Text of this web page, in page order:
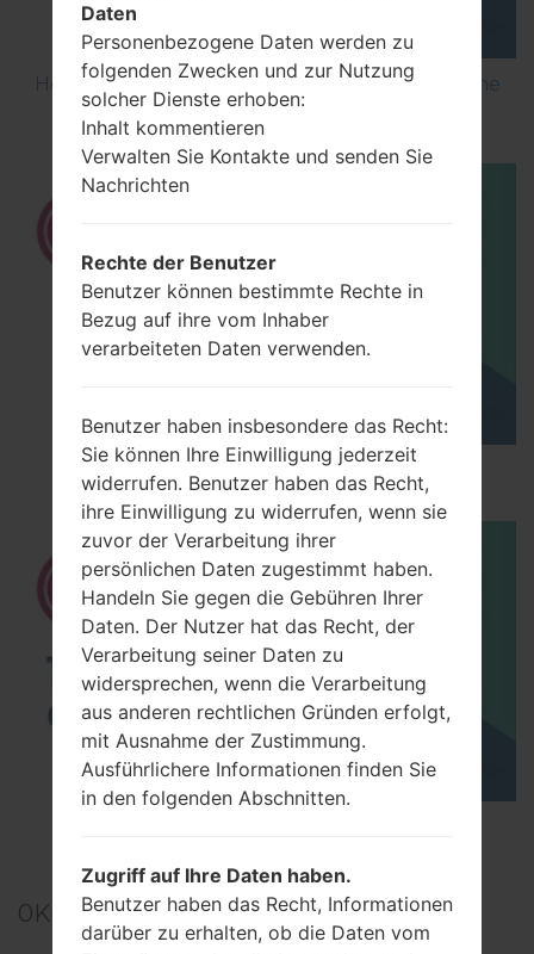
How to Flash Stock Firmware on LG Smartphone
using LG UP?
How to Hard Reset on LG Shine Plus C710H?
0Kommentare
Daten
Personenbezogene Daten werden zu
folgenden Zwecken und zur Nutzung
solcher Dienste erhoben:
Inhalt kommentieren
Verwalten Sie Kontakte und senden Sie
Nachrichten
Rechte der Benutzer
Benutzer können bestimmte Rechte in
Bezug auf ihre vom Inhaber
verarbeiteten Daten verwenden.
Benutzer haben insbesondere das Recht:
Sie können Ihre Einwilligung jederzeit
widerrufen. Benutzer haben das Recht,
ihre Einwilligung zu widerrufen, wenn sie
zuvor der Verarbeitung ihrer
persönlichen Daten zugestimmt haben.
Handeln Sie gegen die Gebühren Ihrer
Daten. Der Nutzer hat das Recht, der
Verarbeitung seiner Daten zu
widersprechen, wenn die Verarbeitung
aus anderen rechtlichen Gründen erfolgt,
mit Ausnahme der Zustimmung.
Ausführlichere Informationen finden Sie
in den folgenden Abschnitten.
Zugriff auf Ihre Daten haben.
Benutzer haben das Recht, Informationen
darüber zu erhalten, ob die Daten vom